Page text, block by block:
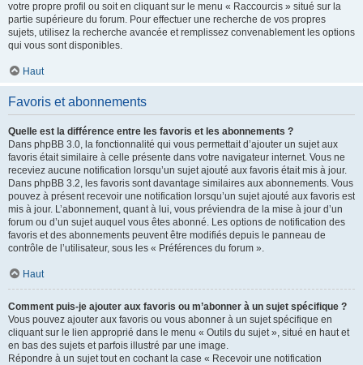
votre propre profil ou soit en cliquant sur le menu « Raccourcis » situé sur la
partie supérieure du forum. Pour effectuer une recherche de vos propres
sujets, utilisez la recherche avancée et remplissez convenablement les options
qui vous sont disponibles.
Haut
Favoris et abonnements
Quelle est la différence entre les favoris et les abonnements ?
Dans phpBB 3.0, la fonctionnalité qui vous permettait d’ajouter un sujet aux
favoris était similaire à celle présente dans votre navigateur internet. Vous ne
receviez aucune notification lorsqu’un sujet ajouté aux favoris était mis à jour.
Dans phpBB 3.2, les favoris sont davantage similaires aux abonnements. Vous
pouvez à présent recevoir une notification lorsqu’un sujet ajouté aux favoris est
mis à jour. L’abonnement, quant à lui, vous préviendra de la mise à jour d’un
forum ou d’un sujet auquel vous êtes abonné. Les options de notification des
favoris et des abonnements peuvent être modifiés depuis le panneau de
contrôle de l’utilisateur, sous les « Préférences du forum ».
Haut
Comment puis-je ajouter aux favoris ou m’abonner à un sujet spécifique ?
Vous pouvez ajouter aux favoris ou vous abonner à un sujet spécifique en
cliquant sur le lien approprié dans le menu « Outils du sujet », situé en haut et
en bas des sujets et parfois illustré par une image.
Répondre à un sujet tout en cochant la case « Recevoir une notification